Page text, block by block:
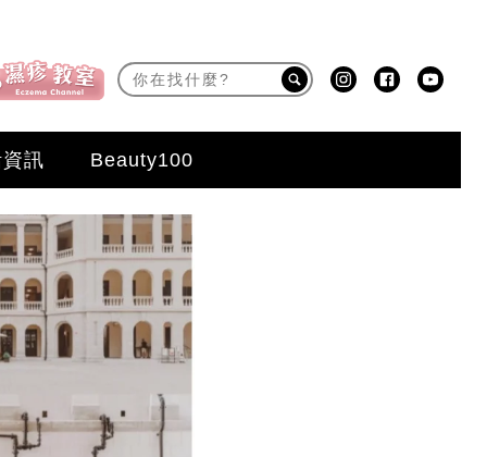
訊 Beauty100